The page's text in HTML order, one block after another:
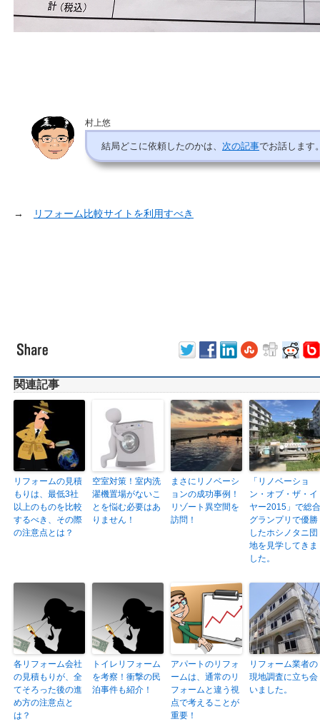
村上悠
結局どこに依頼したのかは、 次の記事でお話します
→ リフォーム比較サイトを利用すべき
関連記事
リフォームの見積
もりは、最低3社
以上のものを比較
するべき、その際
の注意点とは？
空室対策！室内洗
濯機置場がないこ
とを悩む必要はあ
りません！
まさにリノベーシ
ョンの成功事例！
リゾート異空間を
訪問！
「リノベーショ
ン・オブ・ザ・イ
ヤー2015」で総合
グランプリで優勝
したホシノタニ団
地を見学してきま
した。
各リフォーム会社
の見積もりが、全
てそろった後の進
め方の注意点と
は？
トイレリフォーム
を考察！衝撃の民
泊事件も紹介！
アパートのリフォ
ームは、通常のリ
フォームと違う視
点で考えることが
重要！
リフォーム業者の
現地調査に立ち会
いました。